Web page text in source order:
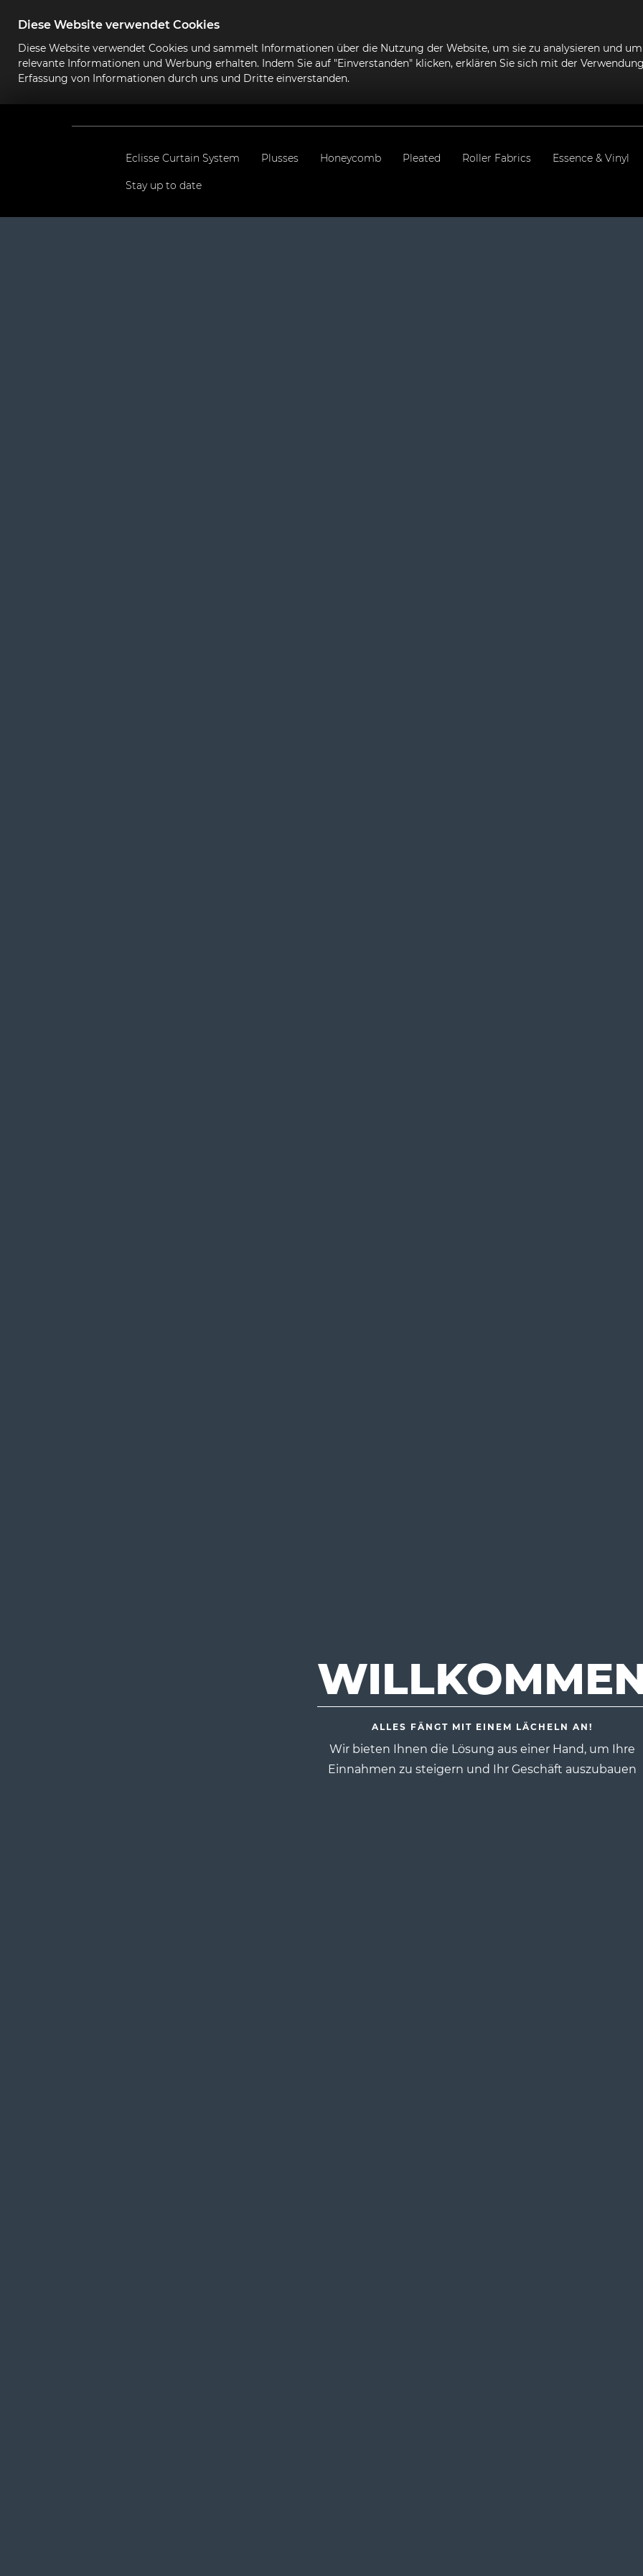
Diese Website verwendet Cookies
Diese Website verwendet Cookies und sammelt Informationen über die Nutzung der Website, um sie zu analysieren und um
relevante Informationen und Werbung erhalten. Indem Sie auf "Einverstanden" klicken, erklären Sie sich mit der
Erfassung von Informationen durch uns und Dritte einverstanden.
Eclisse Curtain System Plusses Honeycomb Pleated Roller Fabrics Essence & Vinyl
Stay up to date
ALLES FÄNGT MIT EINEM LÄCHELN AN!
Wir bieten Ihnen die Lösung aus einer Hand, um Ihre
Einnahmen zu steigern und Ihr Geschäft auszubauen